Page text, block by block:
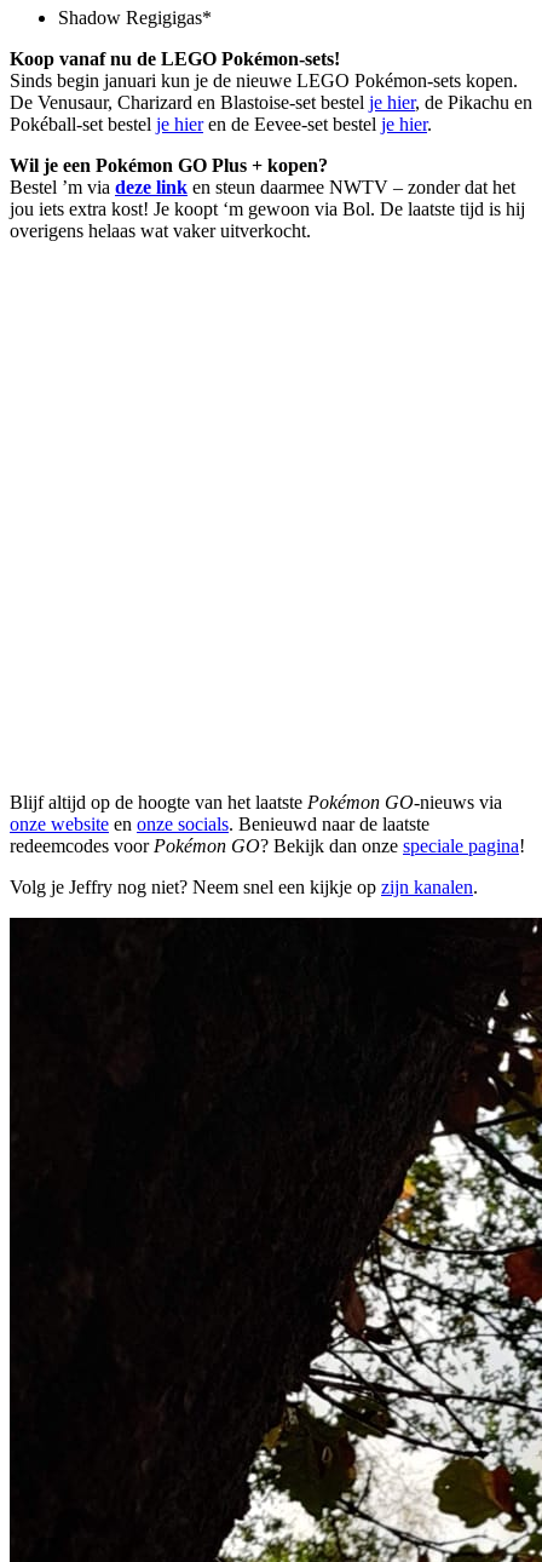
Shadow Regigigas*
Koop vanaf nu de LEGO Pokémon-sets!
Sinds begin januari kun je de nieuwe LEGO Pokémon-sets kopen.
De Venusaur, Charizard en Blastoise-set bestel je hier, de Pikachu en
Pokéball-set bestel je hieren de Eevee-set bestel je hier.
Wil je een Pokémon GO Plus + kopen?
Bestel ’m via deze link en steun daarmee NWTV – zonder dat het
jou iets extra kost! Je koopt ‘m gewoon via Bol. De laatste tijd is hij
overigens helaas wat vaker uitverkocht.
Blijf altijd op de hoogte van het laatste Pokémon GO-nieuws via
onze website en onze socials. Benieuwd naar de laatste
redeemcodes voor Pokémon GO? Bekijk dan onze speciale pagina!
Volg je Jeffry nog niet? Neem snel een kijkje op zijn kanalen.